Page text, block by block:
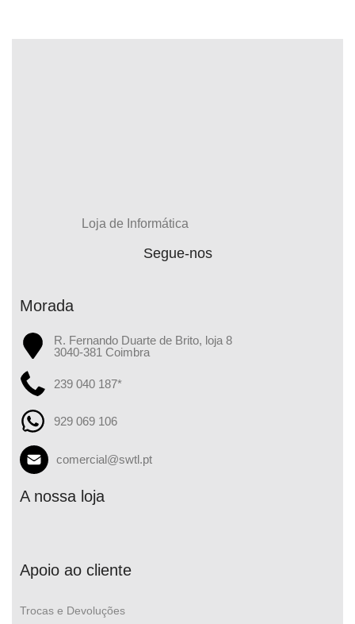
Loja de Informática
Segue-nos
Morada
R. Fernando Duarte de Brito, loja 8
3040-381 Coimbra
239 040 187*
929 069 106
comercial@swtl.pt
A nossa loja
Apoio ao cliente
Trocas e Devoluções